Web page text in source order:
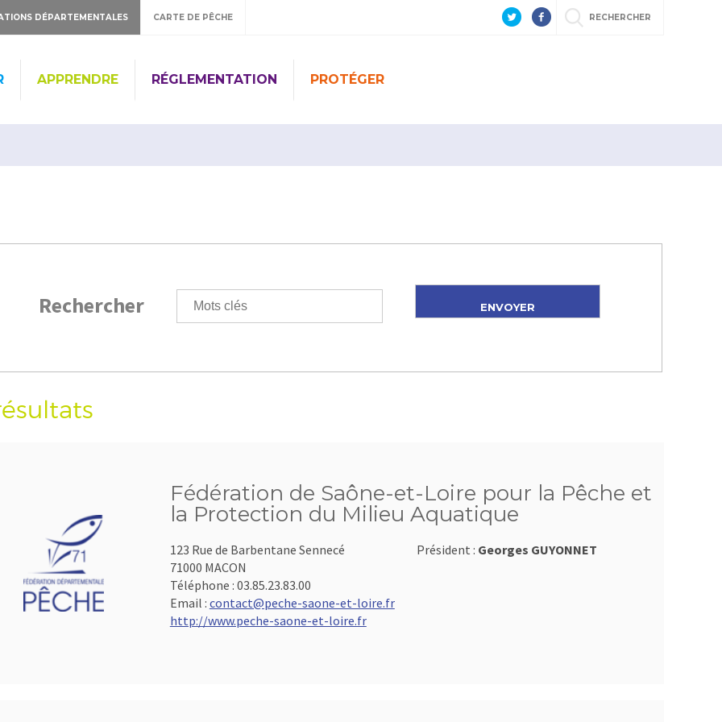
DÉPARTEMENTALES CARTE DE PÊCHE RECHERCHER
APPRENDRE RÉGLEMENTATION PROTÉGER
Rechercher
Fédération de Saône-et-Loire pour la Pêche et
la Protection du Milieu Aquatique
123 Rue de Barbentane Sennecé
71000 MACON
Téléphone : 03.85.23.83.00
Email : contact@peche-saone-et-loire.fr
http://www.peche-saone-et-loire.fr
Président : Georges GUYONNET